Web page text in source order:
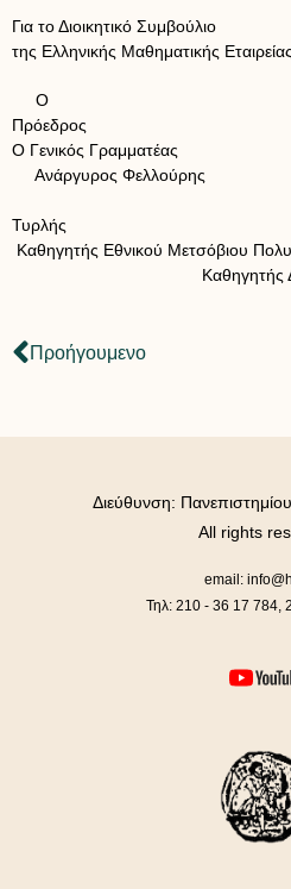
Για το Διοικητικό Συμβούλιο
της Ελληνικής Μαθηματικής Εταιρείας
Ο
Ο Γενικός Γραμματέας
Ανάργυρος Φελλούρης
Τυρλής
Καθηγητής Εθνικού Μετσόβιου
Καθηγητής
Προήγουμενο
email:
Τηλ: 210 - 36 17 784,
Διεύθυνση:
All rights